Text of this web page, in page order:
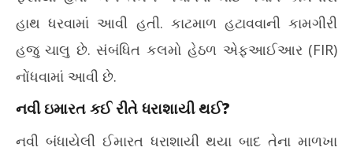
NOW VIEWING
રોહિણી સેક્ટર-16માં નવનિર્મિત ઈમારત ધરાશાયી થતાં ચાર લોકોનાં મોત
9,
હાથ ધરવામાં આવી હતી. કાટમાળ હટાવવાની કામગીરી
હજુ ચાલુ છે. સંબંધિત કલમો હેઠળ એફઆઈઆર (FIR)
નોંધવામાં આવી છે.
નવી ઇમારત કઈ રીતે ધરાશાયી થઈ?
નવી બંધાયેલી ઈમારત ધરાશાયી થયા બાદ તેના માળખા